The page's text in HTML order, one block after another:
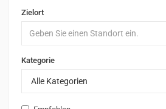
Zielort
Kategorie
Alle Kategorien